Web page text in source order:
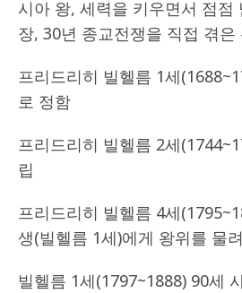
시아 왕, 세력을 키우면서 점점
장, 30년 종교전쟁을 직접 겪은
프리드리히 빌헬름 1세
로 정함
프리드리히 빌헬름 2세
립
프리드리히 빌헬름 4세
생(빌헬름 1세)에게 왕위를 물
빌헬름 1세(1797~1888) 90세